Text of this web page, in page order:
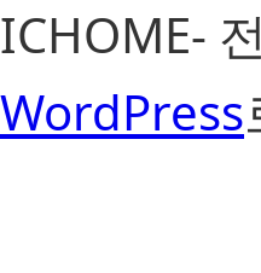
ICHOME-
WordPress